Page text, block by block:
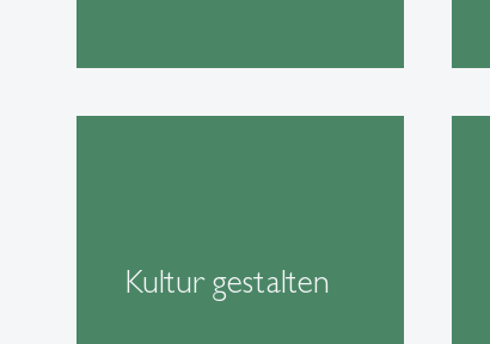
Kultur gestalten